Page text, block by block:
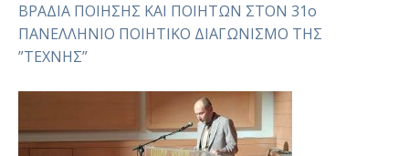
ΒΡΑΔΙΑ ΠΟΙΗΣΗΣ ΚΑΙ ΠΟΙΗΤΩΝ ΣΤΟΝ 31ο
ΠΑΝΕΛΛΗΝΙΟ ΠΟΙΗΤΙΚΟ ΔΙΑΓΩΝΙΣΜΟ ΤΗΣ
”ΤΕΧΝΗΣ”